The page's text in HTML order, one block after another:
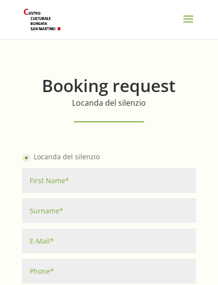
Booking request
Locanda del silenzio
Locanda del silenzio